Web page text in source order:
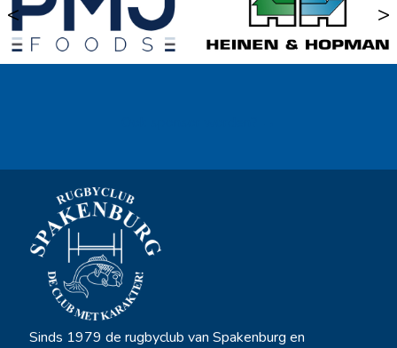
< >
Sinds 1979 de rugbyclub van Spakenburg en